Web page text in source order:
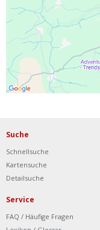
Suche
Schnellsuche
Kartensuche
Detailsuche
Service
FAQ / Häufige Fragen